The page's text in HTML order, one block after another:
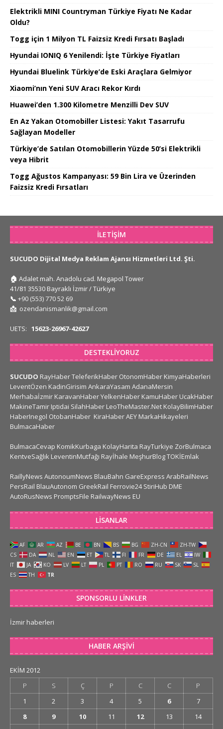
Elektrikli MINI Countryman Türkiye Fiyatı Ne Kadar
Oldu?
Togg için 1 Milyon TL Faizsiz Kredi Fırsatı Başladı
Hyundai IONIQ 6 Yenilendi: İşte Türkiye Fiyatları
Hyundai Bluelink Türkiye’de Eski Araçlara Gelmiyor
Xiaomi’nın Yeni SUV Aracı Rekor Kırdı
Huawei’den 1.300 Kilometre Menzilli Dev SUV
En Az Yakan Otomobiller Listesi: Yakıt Tasarrufu
Sağlayan Modeller
Türkiye’de Satılan Otomobillerin Yüzde 50’si Elektrikli
veya Hibrit
Togg Ağustos Kampanyası: 59 Bin Lira ve Üzerinden
Faizsiz Kredi Fırsatları
İLETIŞIM
SUCUDO Dijital Medya Reklam Ajansı Hizmetleri Ltd. Şti.
🏠 Adalet mah. Anadolu cad. Megapol Tower
41/81 35530 Bayraklı İzmir / Türkiye
📞 +90 (553) 770 52 69
📩 ozendanismanlik@gmail.com
UETS: 15623-26967-42627
DESTEKLIYORUZ
SUCUDO RayHaberTeleferikHaber OtonomHaber KimyaHaberleri
LeventÖzen KadinGirisim AnkaraYasam AdanaMersin
Merhabaİzmir KaravanHaberYelkenHaber KamuHaber UcakHaber
MakineTamir Iptidai SilahHaber LeoTheMaster.Net KolayBilimHaber
HaberInegol OtobanHaber KiraHaberAEY MarkaHikayeleri
BulmacaHaber
BulmacaCevap KomikKurbaga KolayHarita RayTurkiye ZorBulmaca
KentveSağlık LeventinMutfağı Rayİhale MeşhurBlogTOKİEmlak
RaillyNews AutonoumNews BlauBahn GareExpress ArabRailNews
PersRail BlauAutonom GreekRail Ferrovie24 StiriHub DME
AutoRusNews PromptsFile RailwayNews EU
LISANLAR
AF AR AZ BE BN BS BG ZH-CN
ZH-TW
CS
DA NL EN ET TL FI FR DE EL
IW
IT
JA KO LV LT PL PT RO RU SK
SL
ES
TH TR
SPONSORLU LINKLER
İzmir haberleri
HABER ARŞIVI
EKIM 2012
P
S Ç P C C
P
1
2 3 4 5 6
7
8
9 10 11 12 13
14